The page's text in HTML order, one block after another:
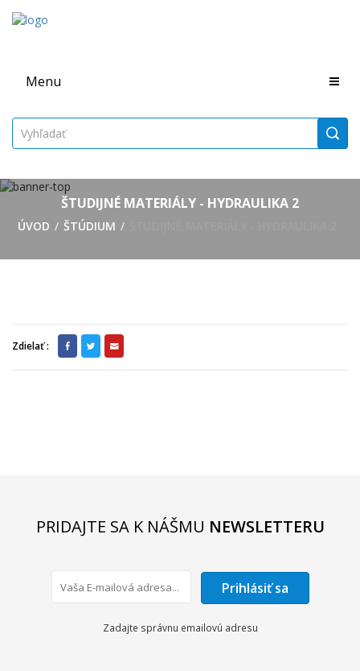
Menu
ŠTUDIJNÉ MATERIÁLY - HYDRAULIKA 2
ÚVOD ŠTÚDIUM
Zdielať :
PRIDAJTE SA K NÁŠMU NEWSLETTERU
Prihlásiť sa
Zadajte správnu emailovú adresu